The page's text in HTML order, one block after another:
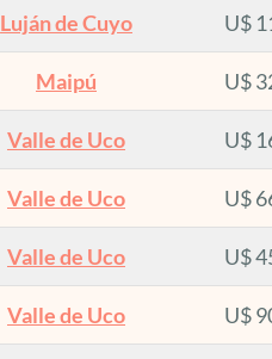
Luján de Cuyo U$
Maipú U$
Valle de Uco U$
Valle de Uco U$
Valle de Uco U$
Valle de Uco U$